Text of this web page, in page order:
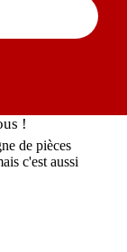
!
de pièces
c'est aussi